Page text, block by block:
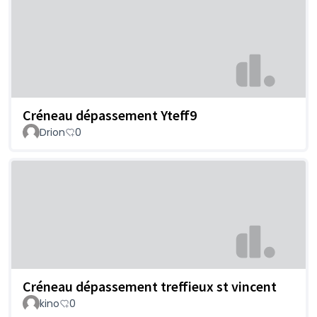
Créneau dépassement Yteff9
Drion 0
Créneau dépassement treffieux st vincent
kino 0